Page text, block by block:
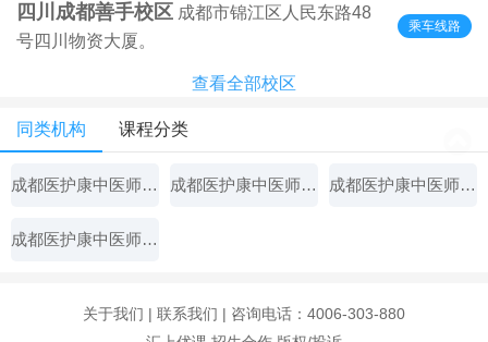
四川成都善手校区 成都市锦江区人民东路48
号四川物资大厦。
乘车线路
查看全部校区
同类机构 课程分类
成都医护康中医师承专长培训中心 成都医护康中医师承专长培训中心 成都医护康中医师承专长培训中心
成都医护康中医师承专长培训中心
关于我们 | 联系我们 | 咨询电话：4006-303-880